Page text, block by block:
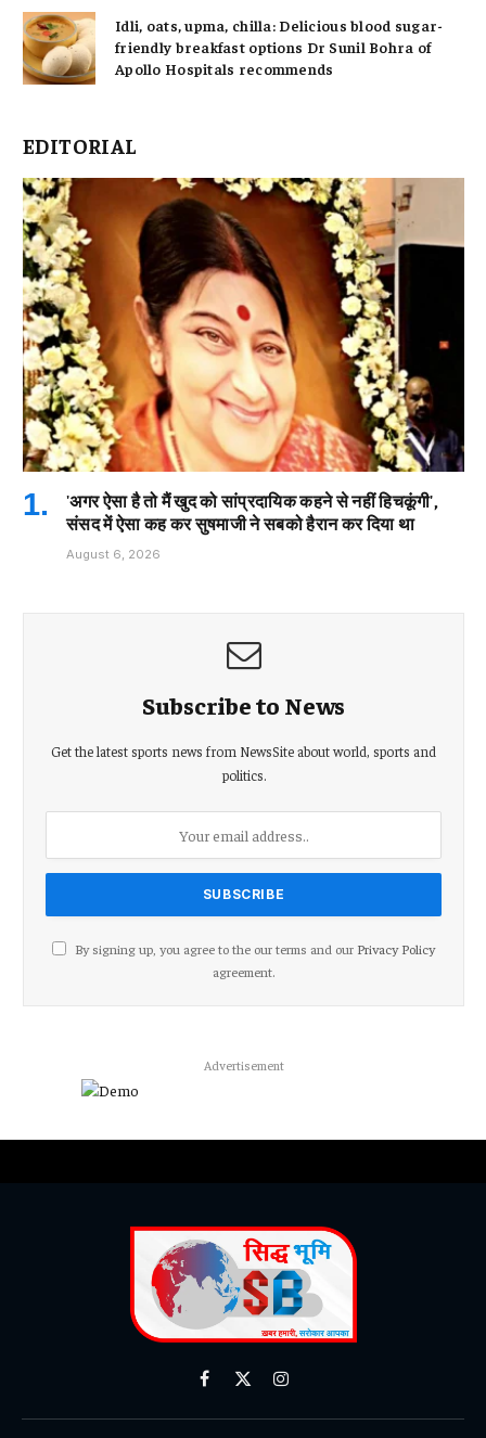
Idli, oats, upma, chilla: Delicious blood sugar-
friendly breakfast options Dr Sunil Bohra of
Apollo Hospitals recommends
EDITORIAL
'अगर ऐसा है तो मैं खुद को सांप्रदायिक कहने से नहीं हिचकूंगी',
संसद में ऐसा कह कर सुषमाजी ने सबको हैरान कर दिया था
August 6, 2026
Subscribe to News
Get the latest sports news from NewsSite about world, sports and
politics.
By signing up, you agree to the our terms and our Privacy Policy
agreement.
Advertisement
Facebook
X
Instagram